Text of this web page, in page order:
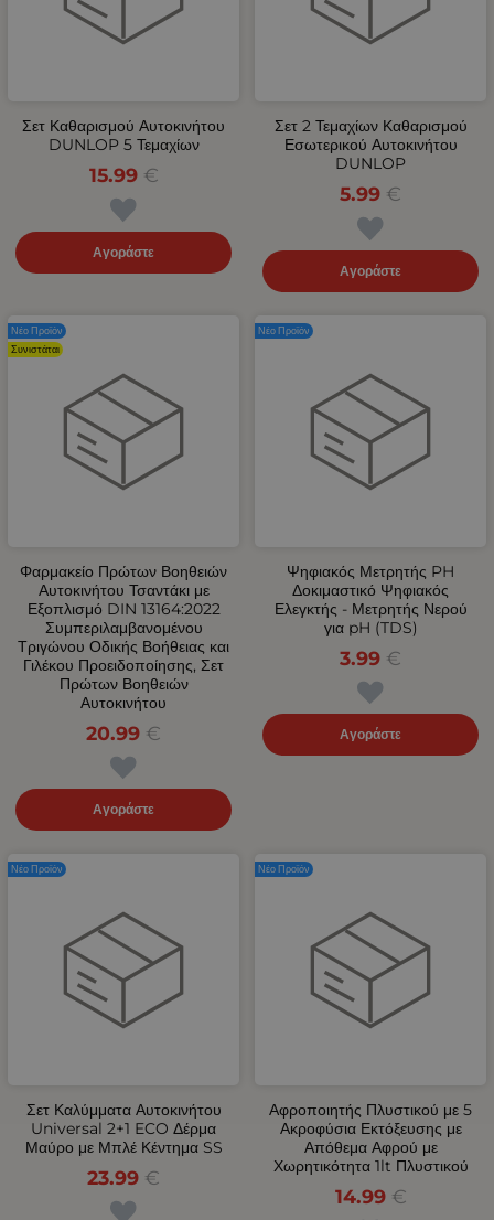
Σετ Καθαρισμού Αυτοκινήτου
DUNLOP 5 Τεμαχίων
15.99 €
Αγοράστε
Σετ 2 Τεμαχίων Καθαρισμού
Εσωτερικού Αυτοκινήτου
DUNLOP
5.99 €
Αγοράστε
Φαρμακείο Πρώτων Βοηθειών
Αυτοκινήτου Τσαντάκι με
Εξοπλισμό DIN 13164:2022
Συμπεριλαμβανομένου
Τριγώνου Οδικής Βοήθειας και
Γιλέκου Προειδοποίησης, Σετ
Πρώτων Βοηθειών
Αυτοκινήτου
20.99 €
Αγοράστε
Νέο Προϊόν
Συνιστάται
Ψηφιακός Μετρητής PH
Δοκιμαστικό Ψηφιακός
Ελεγκτής - Μετρητής Νερού
για pH (TDS)
3.99 €
Αγοράστε
Νέο Προϊόν
Σετ Καλύμματα Αυτοκινήτου
Universal 2+1 ECO Δέρμα
Μαύρο με Μπλέ Κέντημα SS
23.99 €
Νέο Προϊόν
Αφροποιητής Πλυστικού με 5
Ακροφύσια Εκτόξευσης με
Απόθεμα Αφρού με
Χωρητικότητα 1lt Πλυστικού
14.99 €
Νέο Προϊόν